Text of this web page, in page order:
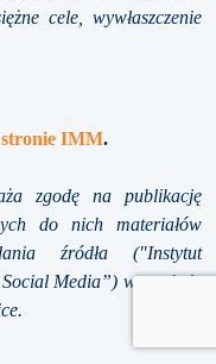
cele, wywłaszczenie
stronie IMM.
zgodę na publikację
do nich materiałów
źródła ("Instytut
Media”) w artykule